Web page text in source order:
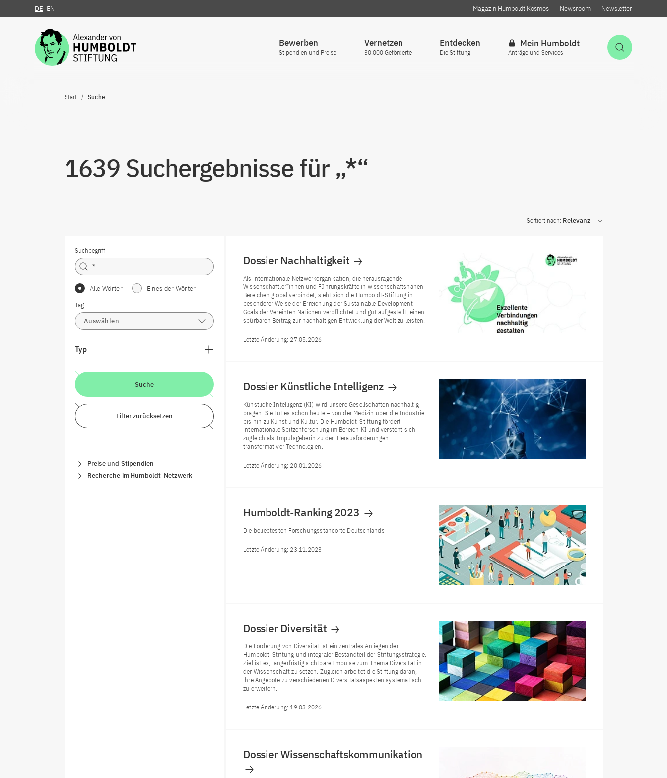
Zum Inhalt springen
DE EN Magazin Humboldt Kosmos Newsroom Newsletter
Bewerben
Stipendien und Preise
Vernetzen
30.000 Geförderte
Entdecken
Die Stiftung
Mein Humboldt
Anträge und Services
Start Suche
1639 Suchergebnisse für „*“
Sortiert nach: Relevanz
Suchbegriff
Alle Wörter
Eines der Wörter
Tag
Auswählen
Typ
Suche
Filter zurücksetzen
Preise und Stipendien
Recherche im Humboldt-Netzwerk
Dossier Nachhaltigkeit
Als internationale Netzwerkorganisation, die herausragende
Wissenschaftler*innen und Führungskräfte in wissenschaftsnahen
Bereichen global verbindet, sieht sich die Humboldt-Stiftung in
besonderer Weise der Erreichung der Sustainable Development
Goals der Vereinten Nationen verpflichtet und gut aufgestellt, einen
spürbaren Beitrag zur nachhaltigen Entwicklung der Welt zu leisten.
Letzte Änderung: 27.05.2026
Dossier Künstliche Intelligenz
Künstliche Intelligenz (KI) wird unsere Gesellschaften nachhaltig
prägen. Sie tut es schon heute – von der Medizin über die Industrie
bis hin zu Kunst und Kultur. Die Humboldt-Stiftung fördert
internationale Spitzenforschung im Bereich KI und versteht sich
zugleich als Impulsgeberin zu den Herausforderungen
transformativer Technologien.
Letzte Änderung: 20.01.2026
Humboldt-Ranking 2023
Die beliebtesten Forschungsstandorte Deutschlands
Letzte Änderung: 23.11.2023
Dossier Diversität
Die Förderung von Diversität ist ein zentrales Anliegen der
Humboldt-Stiftung und integraler Bestandteil der Stiftungsstrategie.
Ziel ist es, längerfristig sichtbare Impulse zum Thema Diversität in
der Wissenschaft zu setzen. Zugleich arbeitet die Stiftung daran,
ihre Angebote zu verschiedenen Diversitätsaspekten systematisch
zu erweitern.
Letzte Änderung:19.03.2026
Dossier Wissenschaftskommunikation